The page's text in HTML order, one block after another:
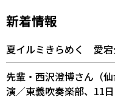
新着情報
夏イルミきらめく 愛宕
先輩・西沢澄博さん（
演／東義吹奏楽部、11